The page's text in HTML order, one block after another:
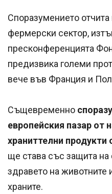
Споразумението
фермерски сектор,
пресконференцията
предизвика големи
вече във Франция и
Същевременно
европейския пазар от
храниттелни
ще става със защита на
здравето на животните
храните.